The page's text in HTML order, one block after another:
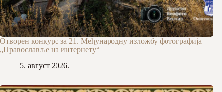
Отворен конкурс за 21. Међународну изложбу фотографија
„Православље на интернету“
5. август 2026.